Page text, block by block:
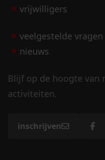
vrijwilligers
veelgestelde vragen
nieuws
Blijf op de hoogte van
activiteiten.
inschrijven